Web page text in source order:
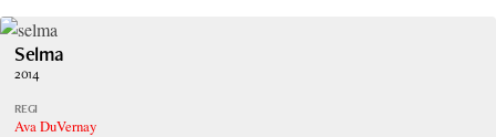
Selma
2014
REGI
Ava DuVernay